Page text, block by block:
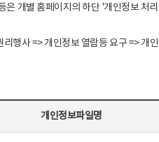
은 개별 홈페이지의 하단 '개인정보 처
사 => 개인정보 열람등 요구 => 개
개인정보파일명